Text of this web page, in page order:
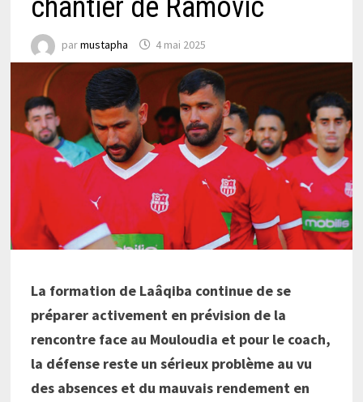
chantier de Ramovic
parmustapha 4 mai 2025
La formation de Laâqiba continue de se
préparer activement en prévision de la
rencontre face au Mouloudia et pour le coach,
la défense reste un sérieux problème au vu
des absences et du mauvais rendement en